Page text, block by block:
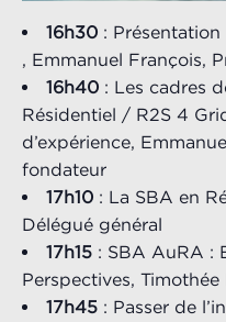
16h30 :
, Emmanuel François,
16h40 : Les cadres
Résidentiel / R2S 4
d’expérience,
fondateur
17h10 : La SBA en
Délégué général
17h15 : SBA AuRA :
Perspectives,
17h45 : Passer de